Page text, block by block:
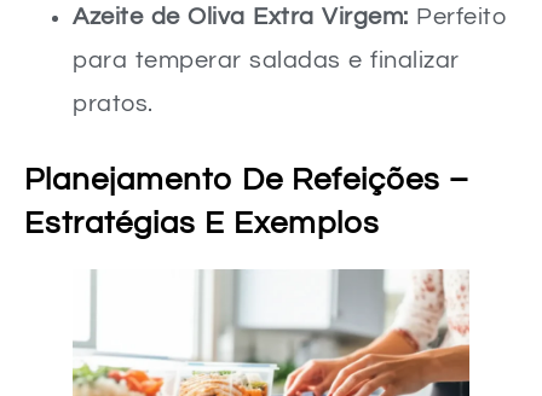
Azeite de Oliva Extra Virgem: Perfeito
para temperar saladas e finalizar
pratos.
Planejamento De Refeições –
Estratégias E Exemplos